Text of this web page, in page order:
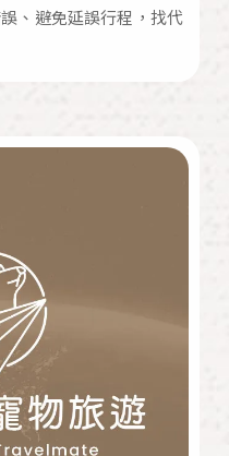
、避免延誤行程，找代